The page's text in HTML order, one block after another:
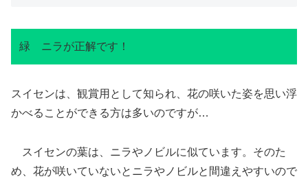
緑 ニラが正解です！
スイセンは、観賞用として知られ、花の咲いた姿を思い浮
かべることができる方は多いのですが…
スイセンの葉は、ニラやノビルに似ています。そのた
め、花が咲いていないとニラやノビルと間違えやすいので